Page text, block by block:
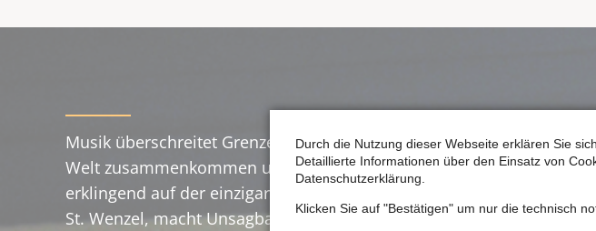
Musik überschreitet Grenzen, lässt Menschen aus verschiedenen
Welt zusammenkommen und im Musikerlebnis eins werden. Bachs
erklingend auf der einzigartigen Orgel Zacharias Hildebrandts von
St. Wenzel, macht Unsagbares hörbar und lässt die Grenzen des
Durch die Nutzung dieser Webseite erklären Sie
Detaillierte Informationen über den Einsatz von
Datenschutzerklärung.
Klicken Sie auf "Bestätigen" um nur die technisch